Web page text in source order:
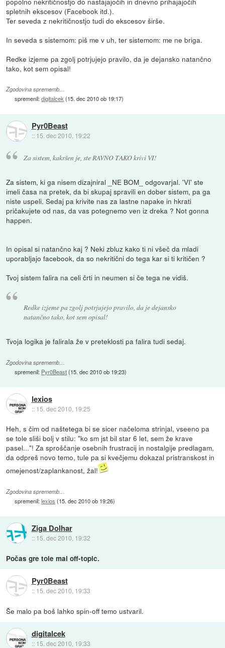
spletnih ekscesov (Facebook itd.).
Ter seveda z nekritičnostjo tudi do ekscesov širše.
In seveda s sistemom: piš me v uh, ter sistemom: me ne briga.
Redke izjeme pa zgolj potrjujejo pravilo, da je dejansko natančno
tako, kot sem opisal!
Zgodovina sprememb…
spremenil:digitalcek (15. dec 2010 ob 19:17)
Pyr0Beast
:: 15. dec 2010, 19:22
Za sistem, kakršen je, ste RAVNO TAKO krivi VI!
Za sistem, ki ga nisem dizajniral _NE BOM_ odgovarjal. 'VI' ste
imeli časa na pretek, da bi skupaj spravili en dober sistem, pa ga
niste uspeli. Sedaj pa krivite nas za lastne napake in hkrati
pričakujete od nas, da vas potegnemo ven iz dreka ? Not gonna
happen.
In opisal si natančno kaj ? Neki zbluz kako ti ni všeč da mladi
uporabljajo facebook, da so nekritični do tega kar si ti kritičen ?
Tvoj sistem falira na celi črti in neumen si če tega ne vidiš.
Redke izjeme pa zgolj potrjujejo pravilo, da je dejansko
natančno tako, kot sem opisal!
Tvoja logika je falirala že v preteklosti pa falira tudi sedaj.
Zgodovina sprememb…
spremenil: Pyr0Beast(15. dec 2010 ob 19:23)
lexios
:: 15. dec 2010, 19:25
Heh, s čim od naštetega bi se sicer načeloma strinjal, vseeno pa
se tole sliši bolj v stilu: "ko sm jst bil star 6 let, sem že krave
pasel..."! Za sproščanje osebnih frustracij in nostalgije predlagam,
da odpreš novo temo, tule pa si kvečjemu dokazal pristranskost in
omejenost/zaplankanost, žal!
Zgodovina sprememb…
spremenil:lexios (15. dec 2010 ob 19:26)
Ziga Dolhar
:: 15. dec 2010, 19:32
Počas gre tole mal off-topic.
Pyr0Beast
:: 15. dec 2010, 19:33
Še malo pa boš lahko spin-off temo ustvaril.
digitalcek
:: 15. dec 2010, 19:33